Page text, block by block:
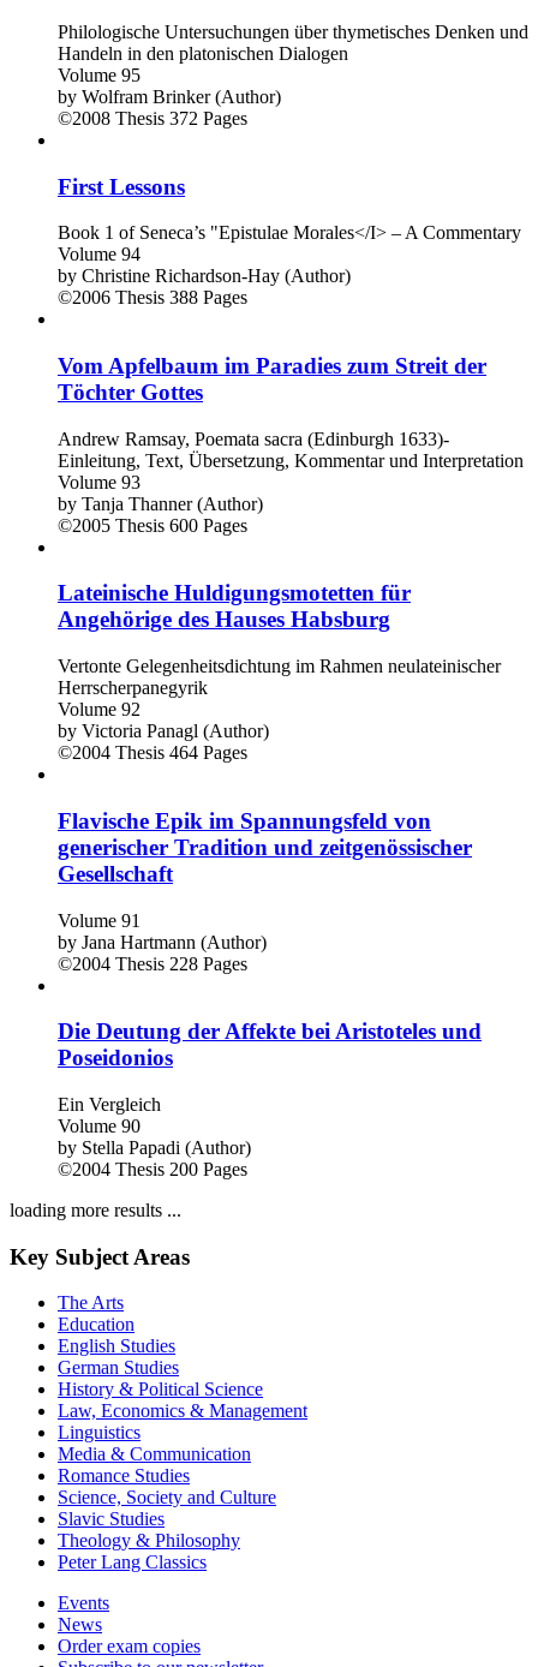
Philologische Untersuchungen über thymetisches Denken und
Handeln in den platonischen Dialogen
Volume 95
by Wolfram Brinker (Author)
©2008 Thesis 372 Pages
First Lessons
Book 1 of Seneca’s "Epistulae Morales</I> – A Commentary
Volume 94
by Christine Richardson-Hay (Author)
©2006 Thesis 388 Pages
Vom Apfelbaum im Paradies zum Streit der
Töchter Gottes
Andrew Ramsay, Poemata sacra (Edinburgh 1633)-
Einleitung, Text, Übersetzung, Kommentar und Interpretation
Volume 93
by Tanja Thanner (Author)
©2005 Thesis 600 Pages
Lateinische Huldigungsmotetten für
Angehörige des Hauses Habsburg
Vertonte Gelegenheitsdichtung im Rahmen neulateinischer
Herrscherpanegyrik
Volume 92
by Victoria Panagl (Author)
©2004 Thesis 464 Pages
Flavische Epik im Spannungsfeld von
generischer Tradition und zeitgenössischer
Gesellschaft
Volume 91
by Jana Hartmann (Author)
©2004 Thesis 228 Pages
Die Deutung der Affekte bei Aristoteles und
Poseidonios
Ein Vergleich
Volume 90
by Stella Papadi (Author)
©2004 Thesis 200 Pages
loading more results ...
Key Subject Areas
The Arts
Education
English Studies
German Studies
History & Political Science
Law, Economics & Management
Linguistics
Media & Communication
Romance Studies
Science, Society and Culture
Slavic Studies
Theology & Philosophy
Peter Lang Classics
Events
News
Order exam copies